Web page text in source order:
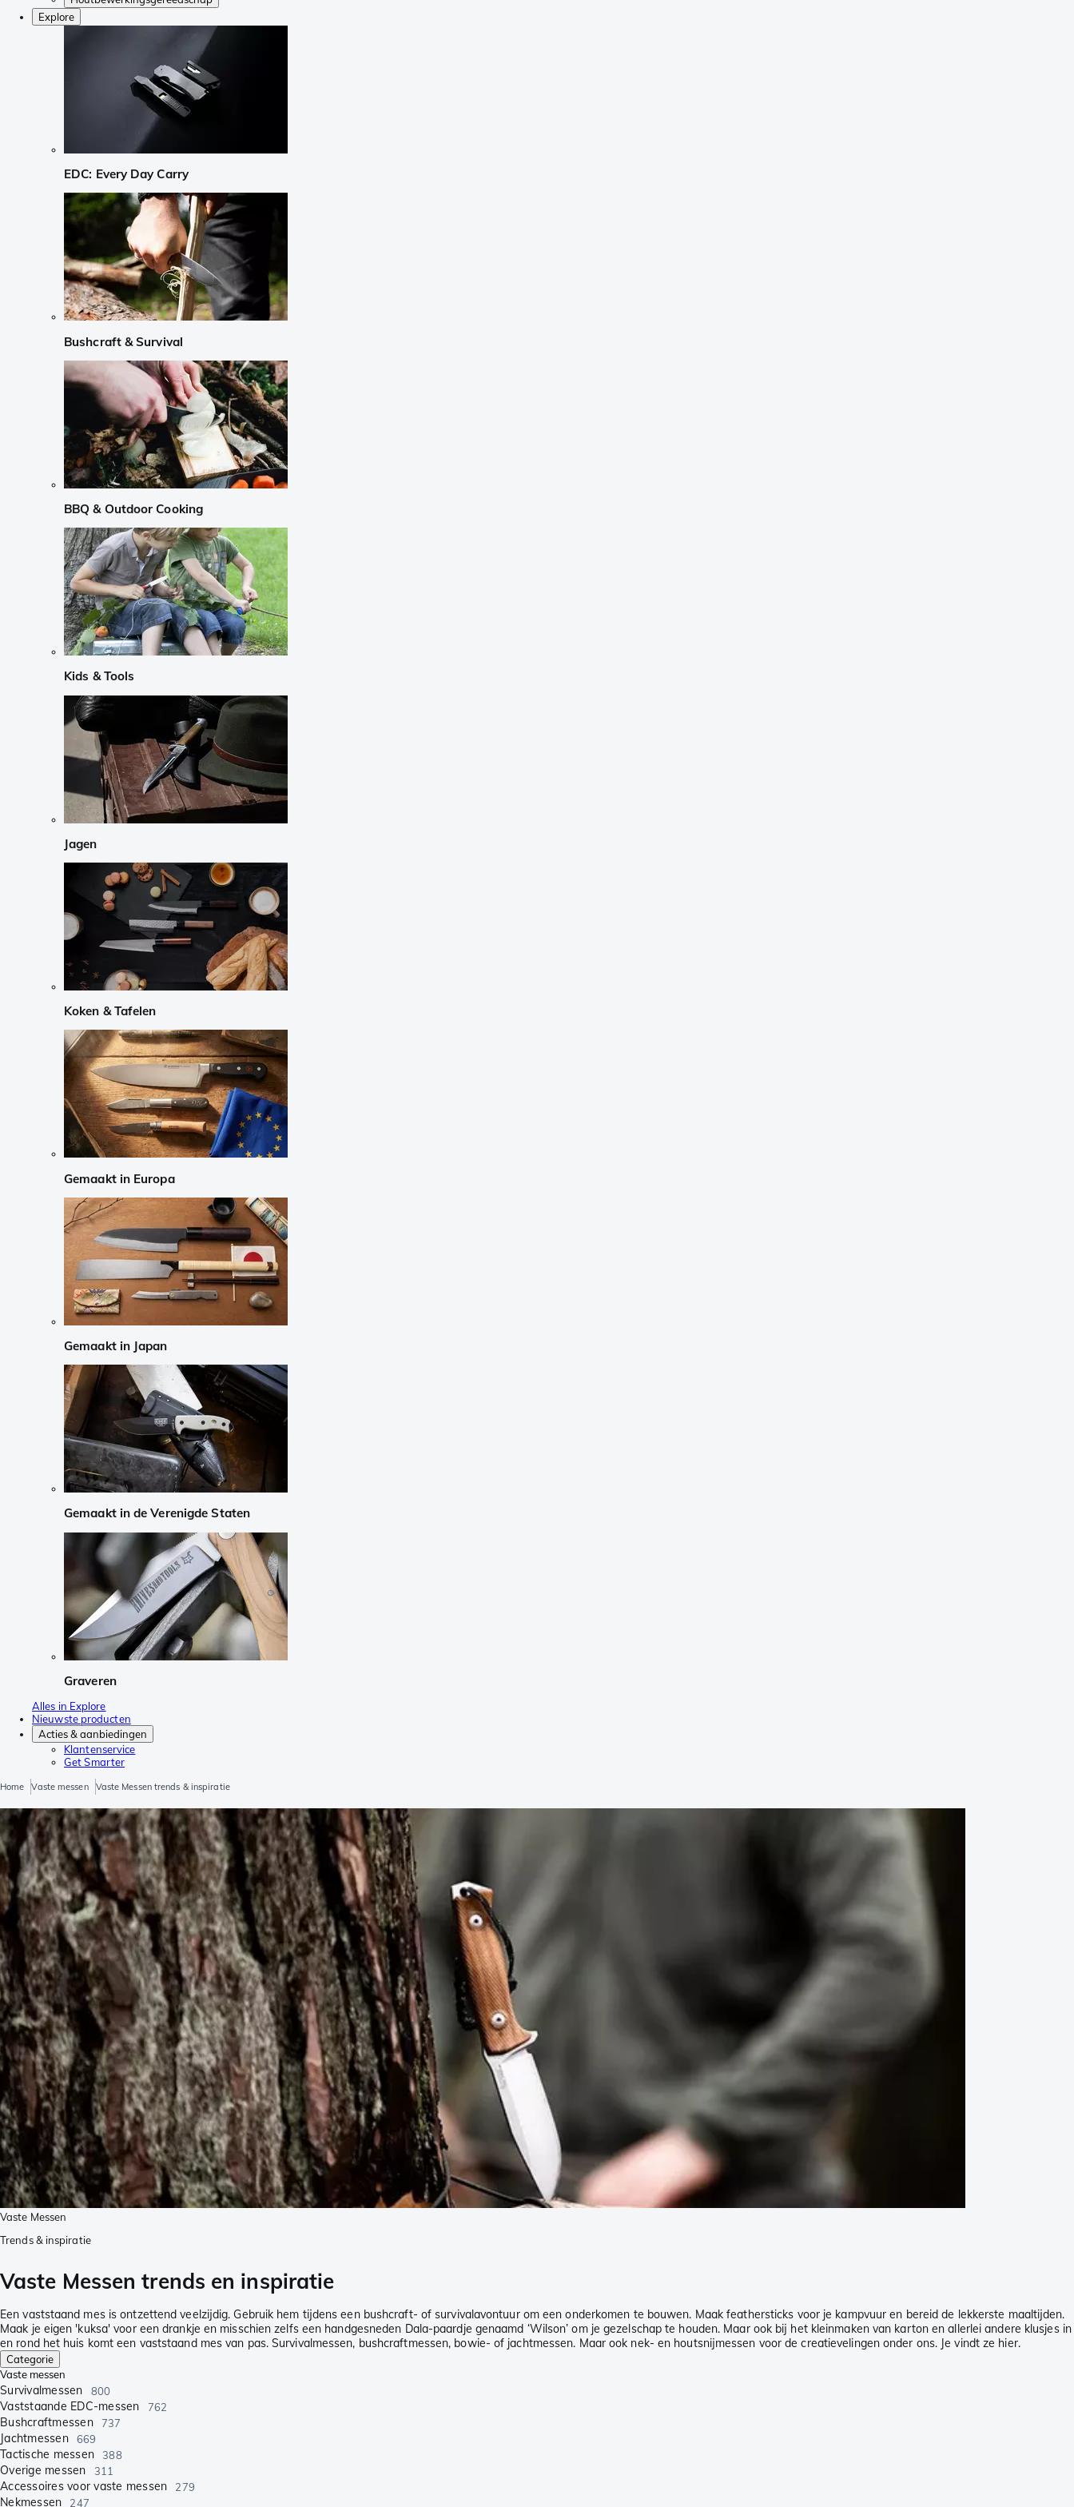
Explore
EDC: Every Day Carry
Bushcraft & Survival
BBQ & Outdoor Cooking
Kids & Tools
Jagen
Koken & Tafelen
Gemaakt in Europa
Gemaakt in Japan
Gemaakt in de Verenigde Staten
Graveren
Alles in Explore
Nieuwste producten
Acties & aanbiedingen
Klantenservice
Get Smarter
Home Vaste messen Vaste Messen trends & inspiratie
Vaste Messen
Trends & inspiratie
Vaste Messen trends en inspiratie
Een vaststaand mes is ontzettend veelzijdig. Gebruik hem tijdens een bushcraft- of survivalavontuur om een onderkomen te bouwen. Maak feathersticks voor je kampvuur en bereid de lekkerste maaltijden.
Maak je eigen 'kuksa' voor een drankje en misschien zelfs een handgesneden Dala-paardje genaamd ‘Wilson’ om je gezelschap te houden. Maar ook bij het kleinmaken van karton en allerlei andere klusjes in
en rond het huis komt een vaststaand mes van pas. Survivalmessen, bushcraftmessen, bowie- of jachtmessen. Maar ook nek- en houtsnijmessen voor de creatievelingen onder ons. Je vindt ze hier.
Categorie
Vaste messen
Survivalmessen 800
Vaststaande EDC-messen 762
Bushcraftmessen 737
Jachtmessen 669
Tactische messen 388
Overige messen 311
Accessoires voor vaste messen 279
Nekmessen 247